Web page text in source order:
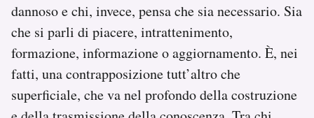
dannoso e chi, invece, pensa che sia necessario. Sia
che si parli di piacere, intrattenimento,
formazione, informazione o aggiornamento. È, nei
fatti, una contrapposizione tutt’altro che
superficiale, che va nel profondo della costruzione